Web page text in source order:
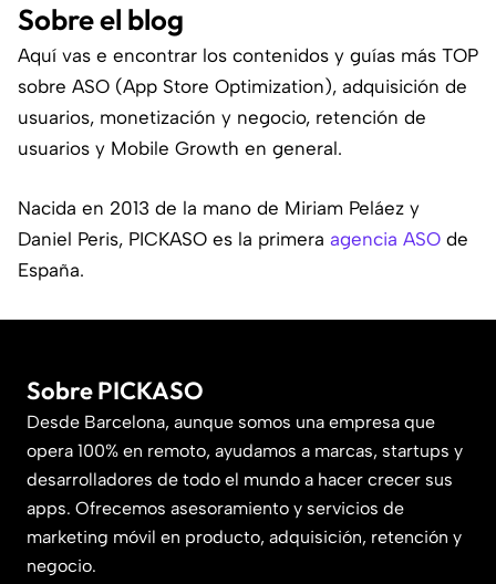
Sobre el blog
Aquí vas e encontrar los contenidos y guías más TOP
sobre ASO (App Store Optimization), adquisición de
usuarios, monetización y negocio, retención de
usuarios y Mobile Growth en general.
Nacida en 2013 de la mano de Miriam Peláez y
Daniel Peris, PICKASO es la primera agencia ASO de
España.
Sobre PICKASO
Desde Barcelona, aunque somos una empresa que
opera 100% en remoto, ayudamos a marcas, startups y
desarrolladores de todo el mundo a hacer crecer sus
apps. Ofrecemos asesoramiento y servicios de
marketing móvil en producto, adquisición, retención y
negocio.